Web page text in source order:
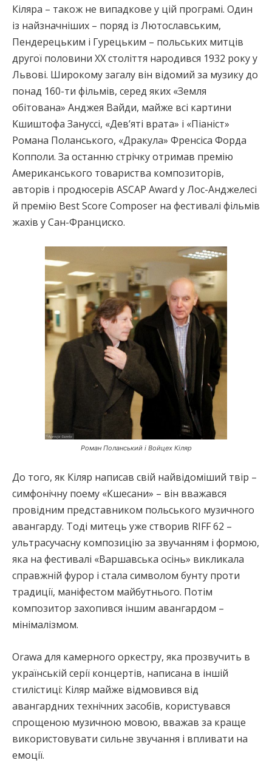
Кіляра – також не випадкове у цій програмі. Один
із найзначніших – поряд із Лютославським,
Пендерецьким і Гурецьким – польських митців
другої половини XX століття народився 1932 року у
Львові. Широкому загалу він відомий за музику до
понад 160-ти фільмів, серед яких «Земля
обітована» Aнджея Вайди, майже всі картини
Kшиштофа Зануссі, «Дев’яті врата» і «Піаніст»
Романа Поланського, «Дракула» Френсіса Форда
Копполи. За останню стрічку отримав премію
Американського товариства композиторів,
авторів і продюсерів ASCAP Award у Лос-Анджелесі
й премію Best Score Composer на фестивалі фільмів
жахів у Сан-Франциско.
Роман Поланський і Войцех Кіляр
До того, як Кіляр написав свій найвідоміший твір –
симфонічну поему «Кшесани» – він вважався
провідним представником польського музичного
авангарду. Тоді митець уже створив RIFF 62 –
ультрасучасну композицію за звучанням і формою,
яка на фестивалі «Варшавська осінь» викликала
справжній фурор і стала символом бунту проти
традиції, маніфестом майбутнього. Потім
композитор захопився іншим авангардом –
мінімалізмом.
Orawa для камерного оркестру, яка прозвучить в
українській серії концертів, написана в іншій
стилістиці: Кіляр майже відмовився від
авангардних технічних засобів, користувався
спрощеною музичною мовою, вважав за краще
використовувати сильне звучання і впливати на
емоції.